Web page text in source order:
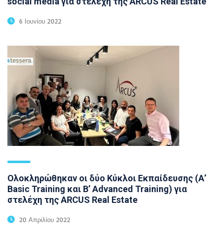
6 Ιουνίου 2022
Ολοκληρώθηκαν οι δύο Κύκλοι Εκπαίδευσης (Α’
Basic Training και Β’ Advanced Training) για
στελέχη της ARCUS Real Estate
20 Απριλίου 2022